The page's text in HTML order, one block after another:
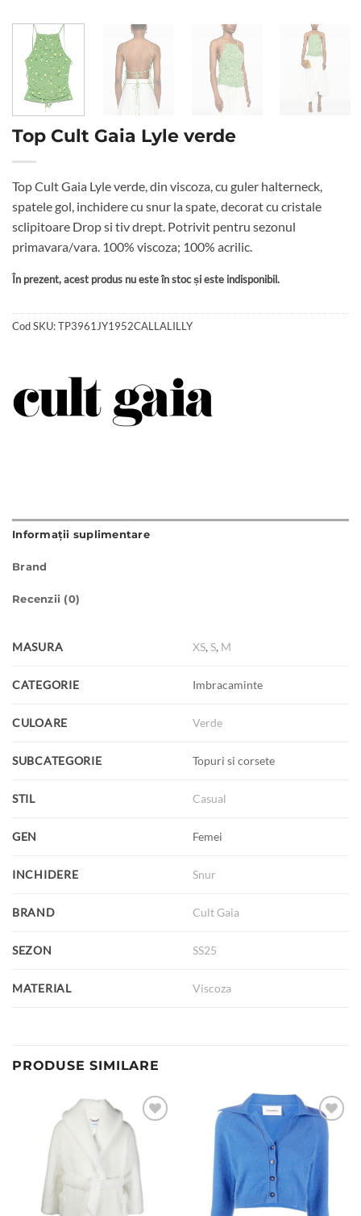
Top Cult Gaia Lyle verde
Top Cult Gaia Lyle verde, din viscoza, cu guler halterneck,
spatele gol, inchidere cu snur la spate, decorat cu cristale
sclipitoare Drop si tiv drept. Potrivit pentru sezonul
primavara/vara. 100% viscoza; 100% acrilic.
În prezent, acest produs nu este în stoc și este indisponibil.
Cod SKU:TP3961JY1952CALLALILLY
Informații suplimentare
Brand
Recenzii (0)
MASURA XS,S, M
CATEGORIE Imbracaminte
CULOARE Verde
SUBCATEGORIE Topuri si corsete
STIL Casual
GEN Femei
INCHIDERE Snur
BRAND Cult Gaia
SEZON SS25
MATERIAL Viscoza
PRODUSE SIMILARE